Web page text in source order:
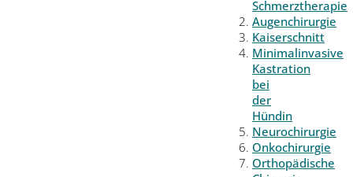
Schmerztherapie
Augenchirurgie
Kaiserschnitt
Minimalinvasive
Kastration
bei
der
Hündin
Neurochirurgie
Onkochirurgie
Orthopädische